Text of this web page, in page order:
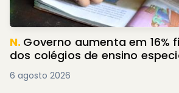
N. Governo aumenta em 16%
dos colégios de ensino
6 agosto 2026